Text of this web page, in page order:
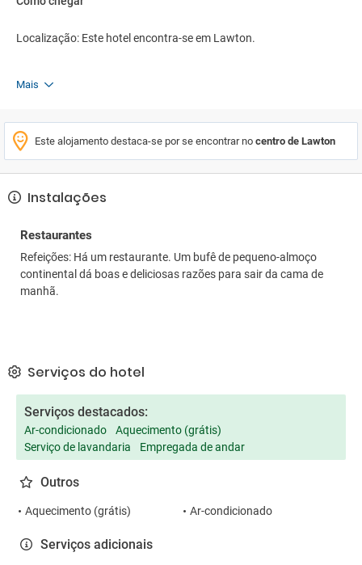
Localização: Este hotel encontra-se em Lawton.
Mais
Este alojamento destaca-se por se encontrar no centro de Lawton
Instalações
Restaurantes
Refeições: Há um restaurante. Um bufê de pequeno-almoço
continental dá boas e deliciosas razões para sair da cama de
manhã.
Serviços do hotel
Serviços destacados:
Ar-condicionado
Aquecimento (grátis)
Serviço de lavandaria
Empregada de andar
Outros
Aquecimento (grátis) Ar-condicionado
Serviços adicionais